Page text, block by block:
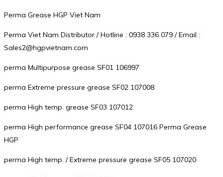
Perma Grease HGP Viet Nam
Perma Viet Nam Distributor / Hotline : 0938 336 079 / Email :
Sales2@hgpvietnam.com
perma Multipurpose grease SF01 106997
perma Extreme pressure grease SF02 107008
perma High temp. grease SF03 107012
perma High performance grease SF04 107016 Perma Grease
HGP
perma High temp. / Extreme pressure grease SF05 107020